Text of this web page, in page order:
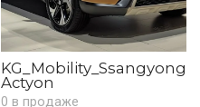
KG_Mobility_Ssangyong
Actyon
0 в продаже